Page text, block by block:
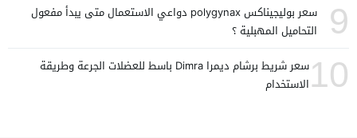
9
سعر بوليجيناكس polygynax دواعي الاستعمال متى يبدأ مفعول
التحاميل المهبلية ؟
10
سعر شريط برشام ديمرا Dimra باسط للعضلات الجرعة وطريقة
الاستخدام